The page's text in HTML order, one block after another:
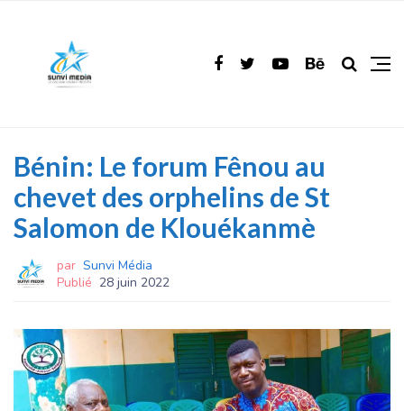
Bénin: Le forum Fênou au
chevet des orphelins de St
Salomon de Klouékanmè
par Sunvi Média
Publié 28 juin 2022